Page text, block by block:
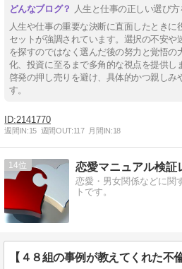
人生と仕事の正しい選び
人生や仕事の重要な決断に直面したときに
セットが強調されています。選択の不安や
を探すのではなく選んだ後の努力と覚悟の
化、投資に至るまで多角的な視点を提供し
啓発の押し売りを避け、具体的かつ親しみ
す。
2141770
週間IN:15 週間OUT:117 月間IN:18
14 恋愛マニュアル検証
恋愛・男女関係などに関
トです。